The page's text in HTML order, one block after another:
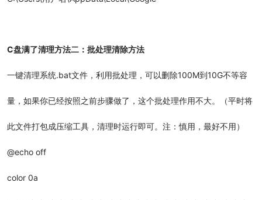
C盘满了清理方法二：批处理清除方法
一键清理系统.bat文件，利用批处理，可以删除100M到10G不等容
量，如果你已经按照之前步骤做了，这个批处理作用不大。（平时将
此文件打包成压缩工具，清理时运行即可。注：慎用，最好不用）
@echo off
color 0a